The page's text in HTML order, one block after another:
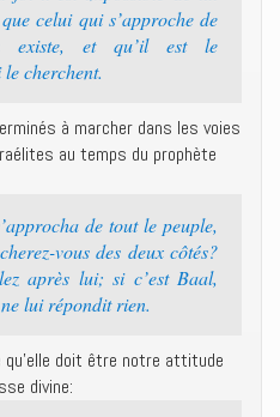
celui qui s’approche de
existe, et qu’il est le
cherchent.
à marcher dans les voies
au temps du prophète
de tout le peuple,
vous des deux côtés?
après lui; si c’est Baal,
lui répondit rien.
qu’elle doit être notre attitude
divine: